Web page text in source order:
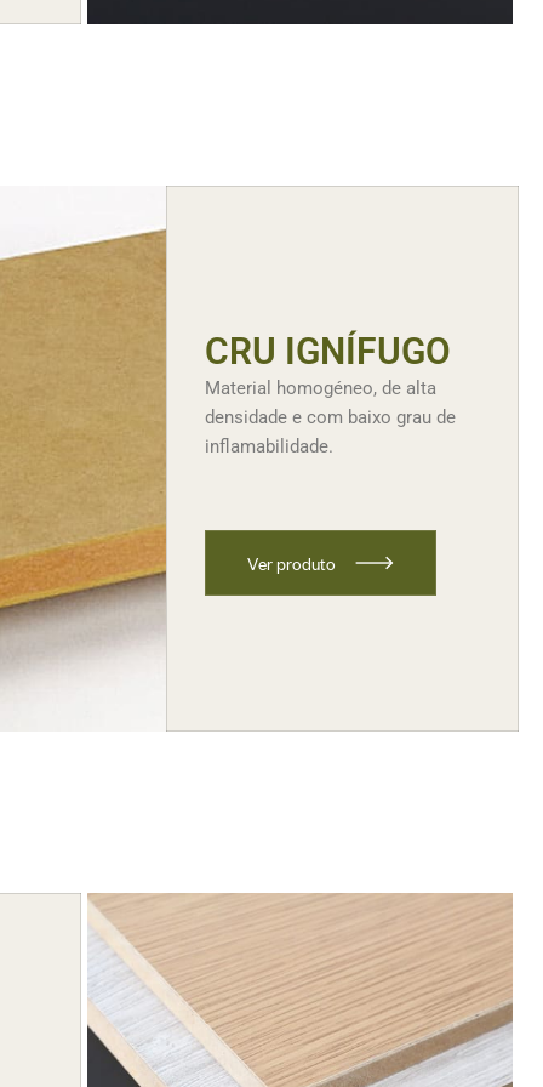
CRU IGNÍFUGO
Material homogéneo, de alta
densidade e com baixo grau de
inflamabilidade.
Verproduto